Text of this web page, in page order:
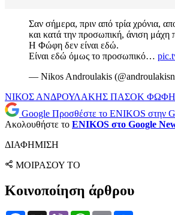
Σαν σήμερα, πριν από τρία χρόνια,
και κατά την προσωπική, άνιση μάχη
Η Φώφη δεν είναι εδώ.
Είναι εδώ όμως το προσωπικό…
— Nikos Androulakis
ΝΙΚΟΣ ΑΝΔΡΟΥΛΑΚΗΣ ΠΑΣΟΚ
Google Προσθέστε το ENIKOS στην
Ακολουθήστε το ENIKOS στο Google
ΔΙΑΦΗΜΙΣΗ
ΜΟΙΡΑΣΟΥ ΤΟ
Κοινοποίηση άρθρου